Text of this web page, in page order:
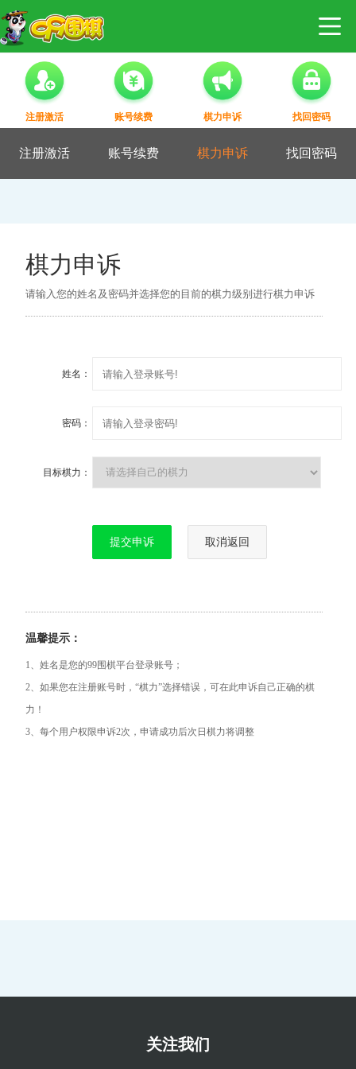
注册激活 账号续费 棋力申诉 找回密码
注册激活 账号续费 棋力申诉 找回密码
棋力申诉
请输入您的姓名及密码并选择您的目前的棋力级别进行棋力申诉
姓名：
密码：
目标棋力：
提交申诉 取消返回
温馨提示：
1、姓名是您的99围棋平台登录账号；
2、如果您在注册账号时，“棋力”选择错误，可在此申诉自己正确的棋
力！
3、每个用户权限申诉2次，申请成功后次日棋力将调整
关注我们